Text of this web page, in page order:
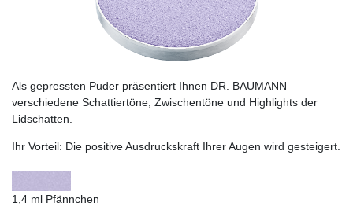
Als gepressten Puder präsentiert Ihnen DR. BAUMANN
verschiedene Schattiertöne, Zwischentöne und Highlights der
Lidschatten.
Ihr Vorteil: Die positive Ausdruckskraft Ihrer Augen wird gesteigert.
1,4 ml Pfännchen